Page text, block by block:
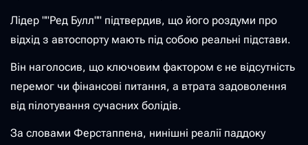
Лідер ""Ред Булл"" підтвердив, що його роздуми про
відхід з автоспорту мають під собою реальні підстави.
Він наголосив, що ключовим фактором є не відсутність
перемог чи фінансові питання, а втрата задоволення
від пілотування сучасних болідів.
За словами Ферстаппена, нинішні реалії паддоку